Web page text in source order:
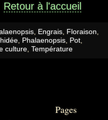
Retour à l'accueil
Engrais Floraison
Phalaenopsis Pot
culture Température
Pages